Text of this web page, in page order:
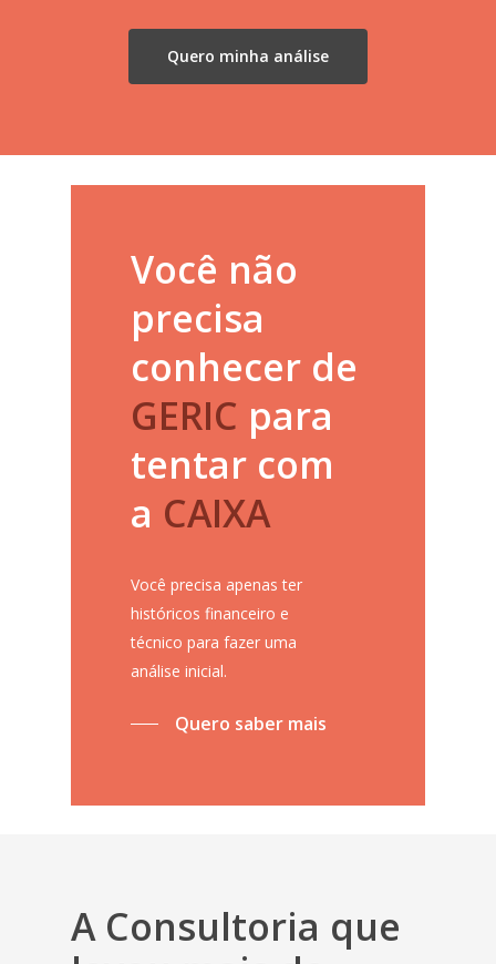
Quero minha análise
Você não
precisa
conhecer de
GERIC para
tentar com
a CAIXA
Você precisa apenas ter
históricos financeiro e
técnico para fazer uma
análise inicial.
Quero saber mais
A Consultoria que